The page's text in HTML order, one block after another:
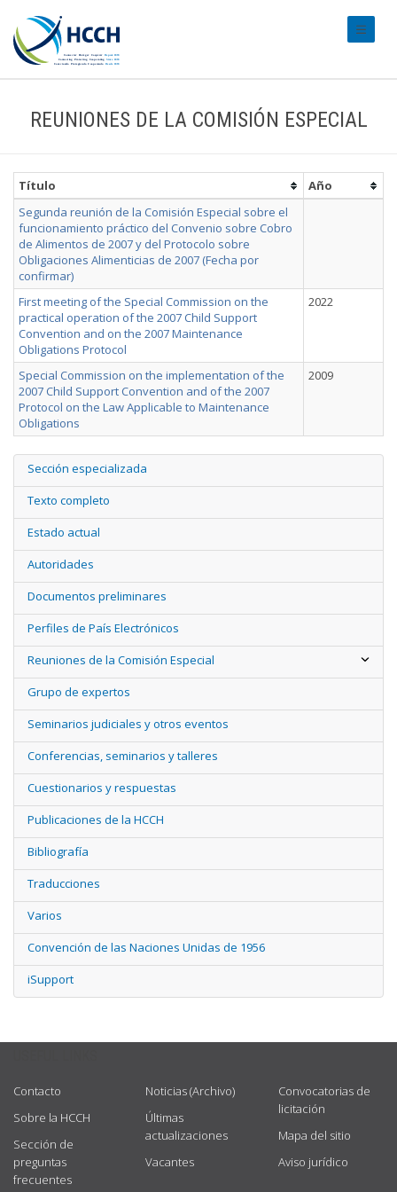
REUNIONES DE LA COMISIÓN ESPECIAL
Título
Año
Segunda reunión de la Comisión Especial sobre el
funcionamiento práctico del Convenio sobre Cobro
de Alimentos de 2007 y del Protocolo sobre
Obligaciones Alimenticias de 2007 (Fecha por
confirmar)
First meeting of the Special Commission on the
practical operation of the 2007 Child Support
Convention and on the 2007 Maintenance
Obligations Protocol
2022
Special Commission on the implementation of the
2007 Child Support Convention and of the 2007
Protocol on the Law Applicable to Maintenance
Obligations
2009
Sección especializada
Texto completo
Estado actual
Autoridades
Documentos preliminares
Perfiles de País Electrónicos
Reuniones de la Comisión Especial
Grupo de expertos
Seminarios judiciales y otros eventos
Conferencias, seminarios y talleres
Cuestionarios y respuestas
Publicaciones de la HCCH
Bibliografía
Traducciones
Varios
Convención de las Naciones Unidas de 1956
iSupport
Contacto
Sobre la HCCH
Sección de
preguntas
frecuentes
Noticias (Archivo)
Últimas
actualizaciones
Vacantes
Convocatorias de
licitación
Mapa del sitio
Aviso jurídico